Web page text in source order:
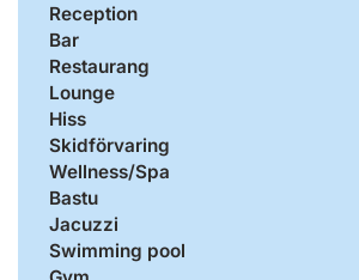
Reception
Bar
Restaurang
Lounge
Hiss
Skidförvaring
Wellness/Spa
Bastu
Jacuzzi
Swimming pool